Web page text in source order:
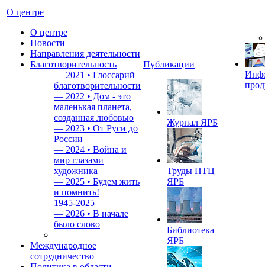
О центре
О центре
Новости
Направления деятельности
Благотворительность
— 2021 • Глоссарий
благотворительности
— 2022 • Дом - это
маленькая планета,
созданная любовью
— 2023 • От Руси до
России
— 2024 • Война и
мир глазами
художника
— 2025 • Будем жить
и помнить!
1945-2025
— 2026 • В начале
было слово
Международное
сотрудничество
Публикации
Журнал ЯРБ
Труды НТЦ
ЯРБ
Библиотека
ЯРБ